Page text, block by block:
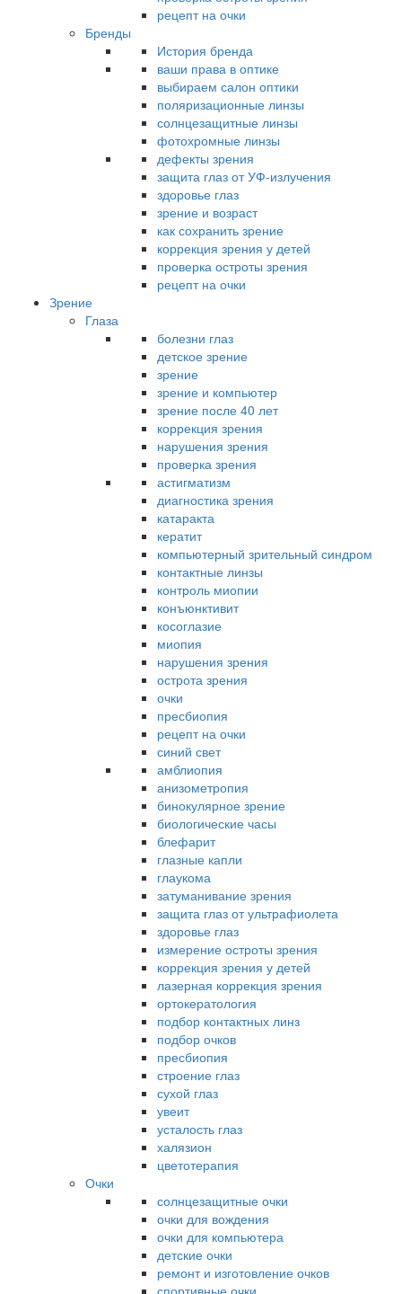
рецепт на очки
Бренды
История бренда
ваши права в оптике
выбираем салон оптики
поляризационные линзы
солнцезащитные линзы
фотохромные линзы
дефекты зрения
защита глаз от УФ-излучения
здоровье глаз
зрение и возраст
как сохранить зрение
коррекция зрения у детей
проверка остроты зрения
рецепт на очки
Зрение
Глаза
болезни глаз
детское зрение
зрение
зрение и компьютер
зрение после 40 лет
коррекция зрения
нарушения зрения
проверка зрения
астигматизм
диагностика зрения
катаракта
кератит
компьютерный зрительный синдром
контактные линзы
контроль миопии
конъюнктивит
косоглазие
миопия
нарушения зрения
острота зрения
очки
пресбиопия
рецепт на очки
синий свет
амблиопия
анизометропия
бинокулярное зрение
биологические часы
блефарит
глазные капли
глаукома
затуманивание зрения
защита глаз от ультрафиолета
здоровье глаз
измерение остроты зрения
коррекция зрения у детей
лазерная коррекция зрения
ортокератология
подбор контактных линз
подбор очков
пресбиопия
строение глаз
сухой глаз
увеит
усталость глаз
халязион
цветотерапия
Очки
солнцезащитные очки
очки для вождения
очки для компьютера
детские очки
ремонт и изготовление очков